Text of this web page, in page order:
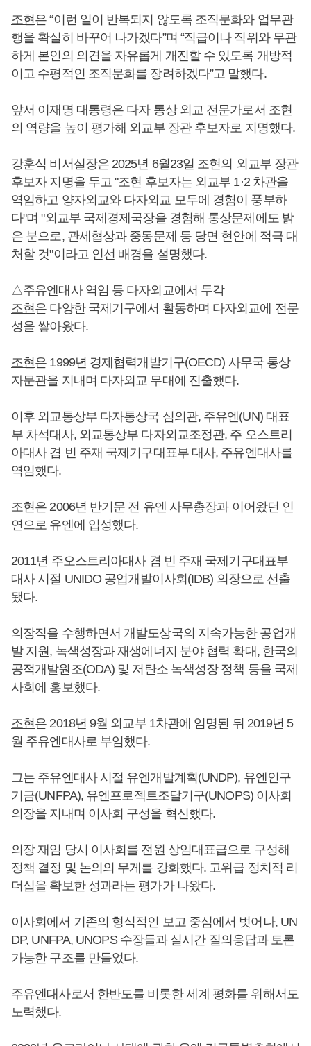
조현은 “이런 일이 반복되지 않도록 조직문화와 업무관
행을 확실히 바꾸어 나가겠다”며 “직급이나 직위와 무관
하게 본인의 의견을 자유롭게 개진할 수 있도록 개방적
이고 수평적인 조직문화를 장려하겠다”고 말했다.
앞서 이재명 대통령은 다자 통상 외교 전문가로서 조현
의 역량을 높이 평가해 외교부 장관 후보자로 지명했다.
강훈식 비서실장은 2025년 6월23일 조현의 외교부 장관
후보자 지명을 두고 "조현 후보자는 외교부 1·2 차관을
역임하고 양자외교와 다자외교 모두에 경험이 풍부하
다"며 "외교부 국제경제국장을 경험해 통상문제에도 밝
은 분으로, 관세협상과 중동문제 등 당면 현안에 적극 대
처할 것"이라고 인선 배경을 설명했다.
△주유엔대사 역임 등 다자외교에서 두각
조현은 다양한 국제기구에서 활동하며 다자외교에 전문
성을 쌓아왔다.
조현은 1999년 경제협력개발기구(OECD) 사무국 통상
자문관을 지내며 다자외교 무대에 진출했다.
이후 외교통상부 다자통상국 심의관, 주유엔(UN) 대표
부 차석대사, 외교통상부 다자외교조정관, 주 오스트리
아대사 겸 빈 주재 국제기구대표부 대사, 주유엔대사를
역임했다.
조현은 2006년 반기문 전 유엔 사무총장과 이어왔던 인
연으로 유엔에 입성했다.
2011년 주오스트리아대사 겸 빈 주재 국제기구대표부
대사 시절 UNIDO 공업개발이사회(IDB) 의장으로 선출
됐다.
의장직을 수행하면서 개발도상국의 지속가능한 공업개
발 지원, 녹색성장과 재생에너지 분야 협력 확대, 한국의
공적개발원조(ODA) 및 저탄소 녹색성장 정책 등을 국제
사회에 홍보했다.
조현은 2018년 9월 외교부 1차관에 임명된 뒤 2019년 5
월 주유엔대사로 부임했다.
그는 주유엔대사 시절 유엔개발계획(UNDP), 유엔인구
기금(UNFPA), 유엔프로젝트조달기구(UNOPS) 이사회
의장을 지내며 이사회 구성을 혁신했다.
의장 재임 당시 이사회를 전원 상임대표급으로 구성해
정책 결정 및 논의의 무게를 강화했다. 고위급 정치적 리
더십을 확보한 성과라는 평가가 나왔다.
이사회에서 기존의 형식적인 보고 중심에서 벗어나, UN
DP, UNFPA, UNOPS 수장들과 실시간 질의응답과 토론
가능한 구조를 만들었다.
주유엔대사로서 한반도를 비롯한 세계 평화를 위해서도
노력했다.